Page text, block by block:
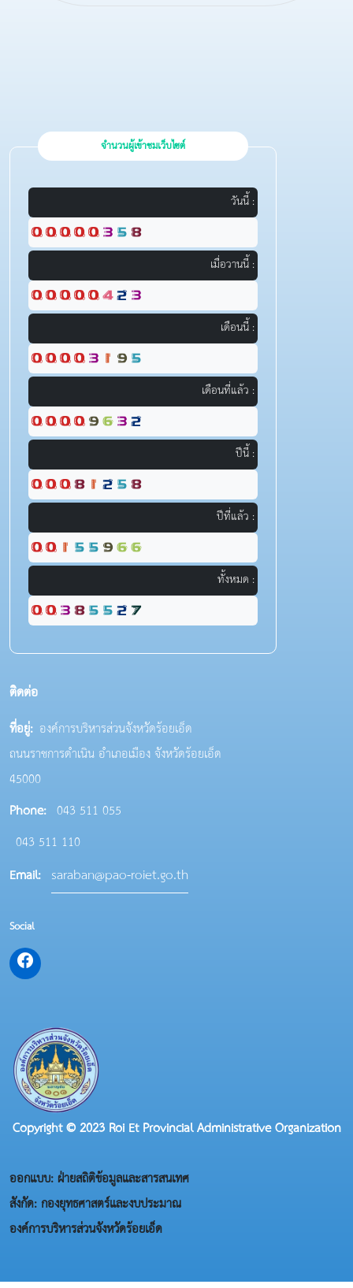
จำนวนผู้เข้าชมเว็บไซต์
วันนี้ :
เมื่อวานนี้ :
เดือนนี้ :
เดือนที่แล้ว :
ปีนี้ :
ปีที่แล้ว :
ทั้งหมด :
ติดต่อ
ที่อยู่: องค์การบริหารส่วนจังหวัดร้อยเอ็ด
ถนนราชการดำเนิน อำเภอเมือง จังหวัดร้อยเอ็ด
45000
Phone: 043 511 055
043 511 110
Email: saraban@pao-roiet.go.th
Social
Copyright © 2023 Roi Et Provincial Administrative Organization
ออกแบบ: ฝ่ายสถิติข้อมูลและสารสนเทศ
สังกัด: กองยุทธศาสตร์และงบประมาณ
องค์การบริหารส่วนจังหวัดร้อยเอ็ด